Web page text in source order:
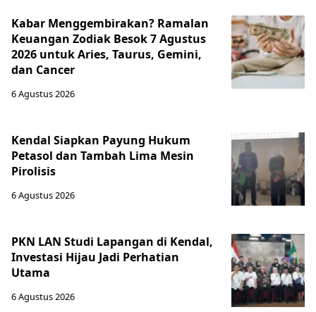
Kabar Menggembirakan? Ramalan
Keuangan Zodiak Besok 7 Agustus
2026 untuk Aries, Taurus, Gemini,
dan Cancer
6 Agustus 2026
Kendal Siapkan Payung Hukum
Petasol dan Tambah Lima Mesin
Pirolisis
6 Agustus 2026
PKN LAN Studi Lapangan di Kendal,
Investasi Hijau Jadi Perhatian
Utama
6 Agustus 2026